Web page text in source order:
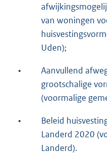
van woningen
Uden);
•
Aanvullend
grootschalige
(voormalige
•
Beleid
Landerd 2020
Landerd).